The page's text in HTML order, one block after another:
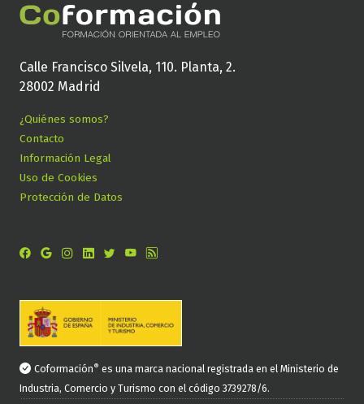
Calle Francisco Silvela, 110. Planta, 2.
28002 Madrid
¿Quiénes somos?
Contacto
Información Legal
Uso de Cookies
Protección de Datos
Coformación® es una marca nacional registrada en el Ministerio de
Industria, Comercio y Turismo con el código 3739278/6.